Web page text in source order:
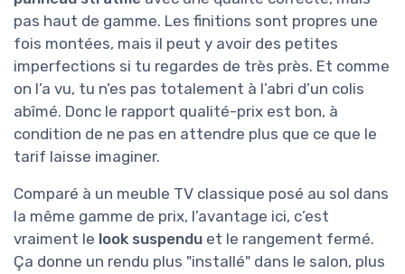
pas haut de gamme. Les finitions sont propres une
fois montées, mais il peut y avoir des petites
imperfections si tu regardes de très près. Et comme
on l’a vu, tu n’es pas totalement à l’abri d’un colis
abîmé. Donc le rapport qualité-prix est bon, à
condition de ne pas en attendre plus que ce que le
tarif laisse imaginer.
Comparé à un meuble TV classique posé au sol dans
la même gamme de prix, l’avantage ici, c’est
vraiment le look suspendu et le rangement fermé.
Ça donne un rendu plus "installé" dans le salon, plus